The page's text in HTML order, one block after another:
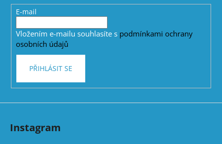
E-mail
Vložením e-mailu souhlasíte s podmínkami ochrany
osobních údajů
PŘIHLÁSIT SE
Instagram